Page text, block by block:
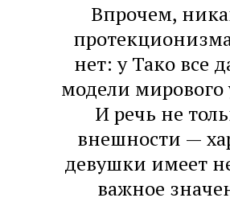
Впрочем,
нет: у Тако все
модели мирового
И речь не
внешности —
девушки имеет
важное